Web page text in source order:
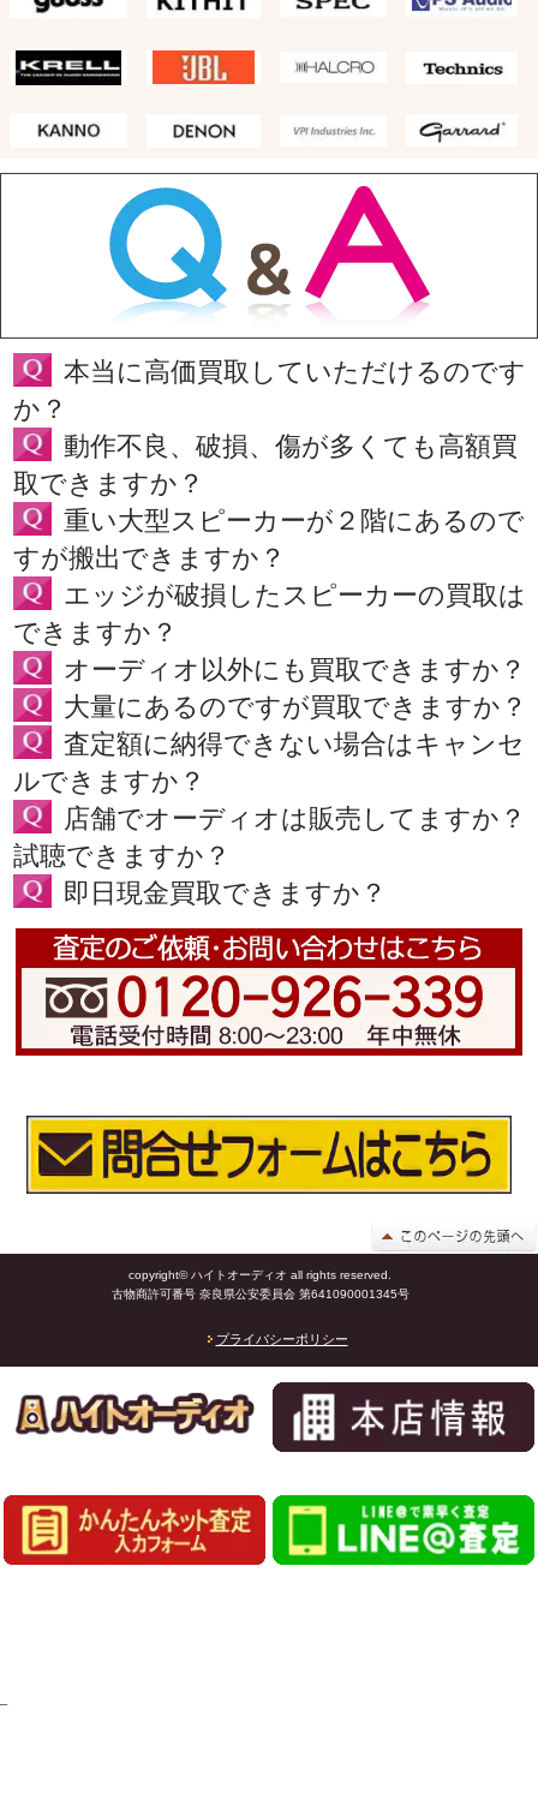
本当に高価買取していただけるのです
か？
動作不良、破損、傷が多くても高額買
取できますか？
重い大型スピーカーが２階にあるので
すが搬出できますか？
エッジが破損したスピーカーの買取は
できますか？
オーディオ以外にも買取できますか？
大量にあるのですが買取できますか？
査定額に納得できない場合はキャンセ
ルできますか？
店舗でオーディオは販売してますか？
試聴できますか？
即日現金買取できますか？
copyright© ハイトオーディオ all rights reserved.
古物商許可番号 奈良県公安委員会 第641090001345号
プライバシーポリシー